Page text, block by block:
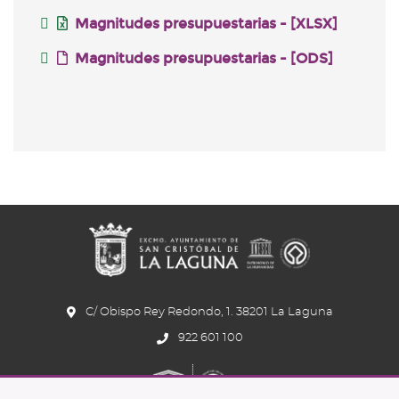
Magnitudes presupuestarias - [XLSX]
Magnitudes presupuestarias - [ODS]
C/ Obispo Rey Redondo, 1. 38201 La Laguna
922 601 100